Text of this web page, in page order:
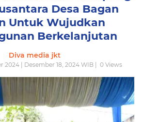
Desa Bagan
Untuk Wujudkan
Berkelanjutan
Diva media jkt
2024 | Desember 18, 2024 WIB | 0Views